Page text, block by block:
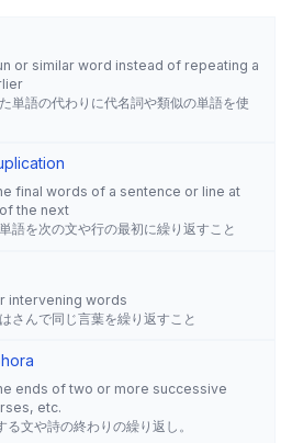
or similar word instead of repeating a
単語の代わりに代名詞や類似の単語を使
final words of a sentence or line at
the next
語を次の文や行の最初に繰り返すこと
intervening words
さんで同じ言葉を繰り返すこと
ends of two or more successive
etc.
文や詩の終わりの繰り返し。